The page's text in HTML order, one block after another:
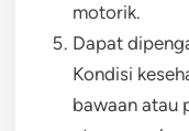
motorik.
Dapat
Kondisi
bawaan atau